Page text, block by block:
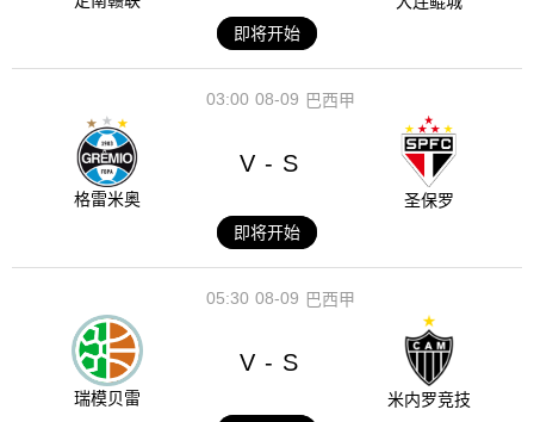
即将开始
08-09
03:00 巴西甲
格雷米奥
V - S
圣保罗
即将开始
08-09
05:30 巴西甲
瑞模贝雷
V - S
米内罗竞技